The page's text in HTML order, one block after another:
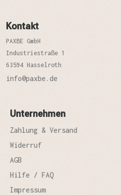
Kontakt
PAXBE GmbH
Industriestraße 1
63594 Hasselroth
info@paxbe.de
Unternehmen
Zahlung & Versand
Widerruf
AGB
Hilfe / FAQ
Impressum